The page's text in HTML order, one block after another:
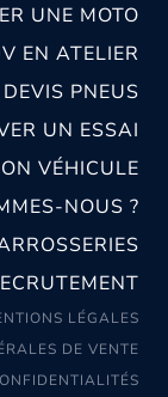
UNE MOTO
EN ATELIER
PNEUS
UN ESSAI
VÉHICULE
NOUS ?
LÉGALES
DE VENTE